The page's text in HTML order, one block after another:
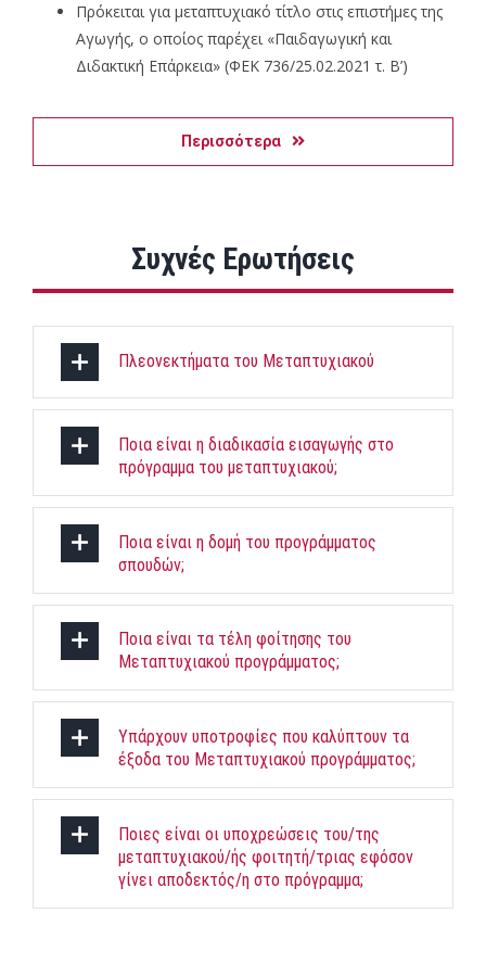
Πρόκειται για μεταπτυχιακό τίτλο στις επιστήμες της
Αγωγής, ο οποίος παρέχει «Παιδαγωγική και
Διδακτική Επάρκεια» (ΦΕΚ 736/25.02.2021 τ. Β’)
Περισσότερα
Συχνές Ερωτήσεις
Πλεονεκτήματα του Μεταπτυχιακού
Ποια είναι η διαδικασία εισαγωγής στο
πρόγραμμα του μεταπτυχιακού;
Ποια είναι η δομή του προγράμματος
σπουδών;
Ποια είναι τα τέλη φοίτησης του
Μεταπτυχιακού προγράμματος;
Υπάρχουν υποτροφίες που καλύπτουν τα
έξοδα του Μεταπτυχιακού προγράμματος;
Ποιες είναι οι υποχρεώσεις του/της
μεταπτυχιακού/ής φοιτητή/τριας εφόσον
γίνει αποδεκτός/η στο πρόγραμμα;